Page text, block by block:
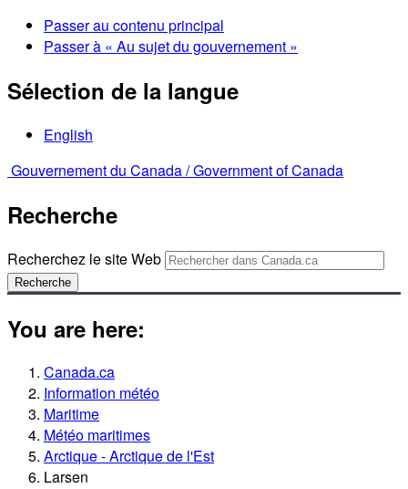
Passer au contenu principal
Passer à « Au sujet du gouvernement »
Sélection de la langue
English
Gouvernement du Canada /Government of Canada
Recherche
Recherchez le site Web
Recherche
You are here:
Canada.ca
Information météo
Maritime
Météo maritimes
Arctique - Arctique de l'Est
Larsen